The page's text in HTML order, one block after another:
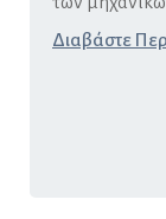
Διαβάστε